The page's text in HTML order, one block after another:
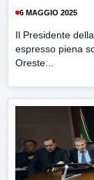
6 MAGGIO 2025
Il Presidente
espresso piena
Oreste...